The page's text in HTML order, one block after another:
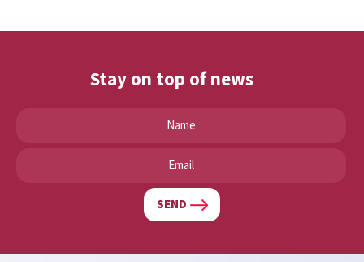
Stay on top of news
SEND